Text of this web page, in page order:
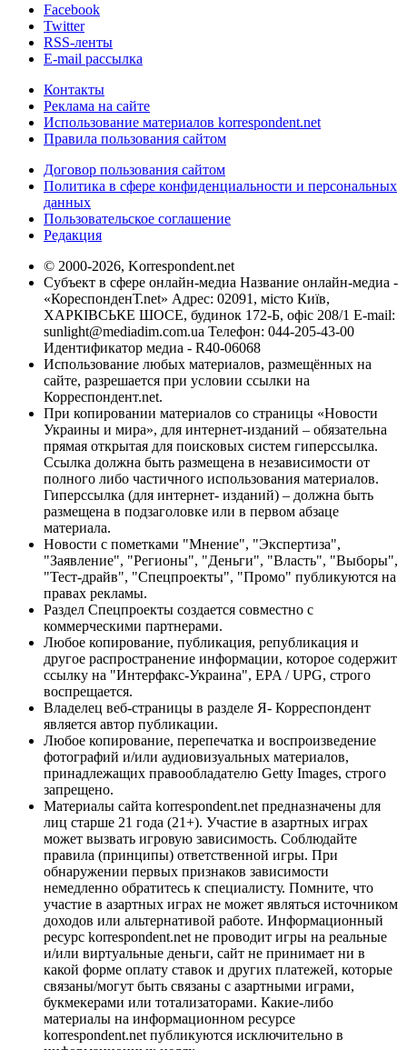
Facebook
Twitter
RSS-ленты
E-mail рассылка
Контакты
Реклама на сайте
Использование материалов korrespondent.net
Правила пользования сайтом
Договор пользования сайтом
Политика в сфере конфиденциальности и персональных
данных
Пользовательское соглашение
Редакция
© 2000-2026, Korrespondent.net
Субъект в сфере онлайн-медиа Название онлайн-медиа -
«КореспонденТ.net» Адрес: 02091, місто Київ,
ХАРКІВСЬКЕ ШОСЕ, будинок 172-Б, офіс 208/1 E-mail:
sunlight@mediadim.com.ua Телефон: 044-205-43-00
Идентификатор медиа - R40-06068
Использование любых материалов, размещённых на
сайте, разрешается при условии ссылки на
Корреспондент.net.
При копировании материалов со страницы «Новости
Украины и мира», для интернет-изданий – обязательна
прямая открытая для поисковых систем гиперссылка.
Ссылка должна быть размещена в независимости от
полного либо частичного использования материалов.
Гиперссылка (для интернет- изданий) – должна быть
размещена в подзаголовке или в первом абзаце
материала.
Новости с пометками "Мнение", "Экспертиза",
"Заявление", "Регионы", "Деньги", "Власть", "Выборы",
"Тест-драйв", "Спецпроекты", "Промо" публикуются на
правах рекламы.
Раздел Спецпроекты создается совместно с
коммерческими партнерами.
Любое копирование, публикация, републикация и
другое распространение информации, которое содержит
ссылку на "Интерфакс-Украина", EPA / UPG, строго
воспрещается.
Владелец веб-страницы в разделе Я- Корреспондент
является автор публикации.
Любое копирование, перепечатка и воспроизведение
фотографий и/или аудиовизуальных материалов,
принадлежащих правообладателю Getty Images, строго
запрещено.
Материалы сайта korrespondent.net предназначены для
лиц старше 21 года (21+). Участие в азартных играх
может вызвать игровую зависимость. Соблюдайте
правила (принципы) ответственной игры. При
обнаружении первых признаков зависимости
немедленно обратитесь к специалисту. Помните, что
участие в азартных играх не может являться источником
доходов или альтернативой работе. Информационный
ресурс korrespondent.net не проводит игры на реальные
и/или виртуальные деньги, сайт не принимает ни в
какой форме оплату ставок и других платежей, которые
связаны/могут быть связаны с азартными играми,
букмекерами или тотализаторами. Какие-либо
материалы на информационном ресурсе
korrespondent.net публикуются исключительно в